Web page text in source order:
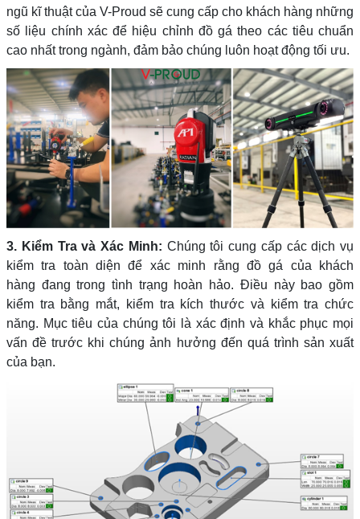
ngũ kĩ thuật của V-Proud sẽ cung cấp cho khách hàng những
số liệu chính xác để hiệu chỉnh đồ gá theo các tiêu chuẩn
cao nhất trong ngành, đảm bảo chúng luôn hoạt động tối ưu.
3. Kiểm Tra và Xác Minh: Chúng tôi cung cấp các dịch vụ
kiểm tra toàn diện để xác minh rằng đồ gá của khách
hàng đang trong tình trạng hoàn hảo. Điều này bao gồm
kiểm tra bằng mắt, kiểm tra kích thước và kiểm tra chức
năng. Mục tiêu của chúng tôi là xác định và khắc phục mọi
vấn đề trước khi chúng ảnh hưởng đến quá trình sản xuất
của bạn.